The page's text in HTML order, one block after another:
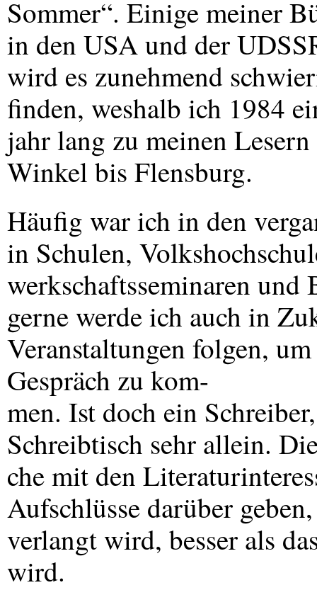
Sommer“. Einige meiner
in den USAund der
wird es zunehmend
finden, weshalb ich 1984
jahr lang zu meinen
Winkel bis Flensburg.
Häufig war ich in den
in Schulen,
werkschaftsseminaren und
gerne werde ich auch in
Veranstaltungen folgen,
Gespräch zu kom-
men. Ist doch ein
Schreibtisch sehr allein.
che mit den
Aufschlüsse darüber
verlangt wird, besser als
wird.